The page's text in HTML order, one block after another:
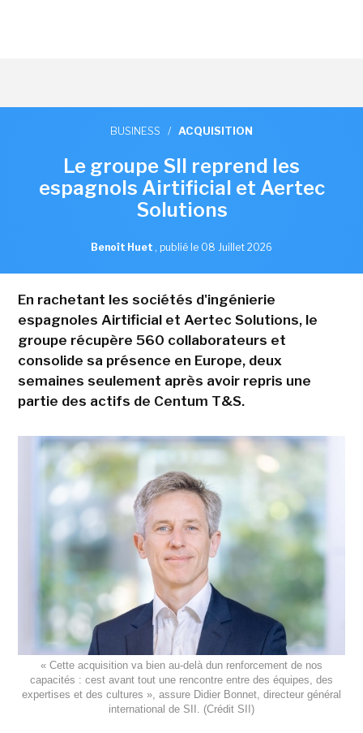
BUSINESS / ACQUISITION
Le groupe SII reprend les
espagnols Airtificial et Aertec
Solutions
Benoît Huet , publié le 08 Juillet 2026
En rachetant les sociétés d'ingénierie
espagnoles Airtificial et Aertec Solutions, le
groupe récupère 560 collaborateurs et
consolide sa présence en Europe, deux
semaines seulement après avoir repris une
partie des actifs de Centum T&S.
« Cette acquisition va bien au-delà dun renforcement de nos
capacités : cest avant tout une rencontre entre des équipes, des
expertises et des cultures », assure Didier Bonnet, directeur général
international de SII. (Crédit SII)